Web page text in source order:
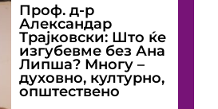
Проф. д-р
Александар
Трајковски: Што ќе
изгубевме без Ана
Липша? Многу –
духовно, културно,
општествено